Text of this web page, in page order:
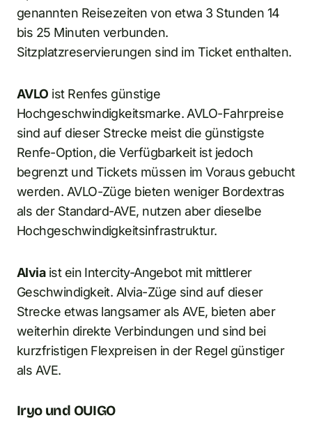
genannten Reisezeiten von etwa 3 Stunden 14
bis 25 Minuten verbunden.
Sitzplatzreservierungen sind im Ticket enthalten.
AVLO ist Renfes günstige
Hochgeschwindigkeitsmarke. AVLO-Fahrpreise
sind auf dieser Strecke meist die günstigste
Renfe-Option, die Verfügbarkeit ist jedoch
begrenzt und Tickets müssen im Voraus gebucht
werden. AVLO-Züge bieten weniger Bordextras
als der Standard-AVE, nutzen aber dieselbe
Hochgeschwindigkeitsinfrastruktur.
Alviaist ein Intercity-Angebot mit mittlerer
Geschwindigkeit. Alvia-Züge sind auf dieser
Strecke etwas langsamer als AVE, bieten aber
weiterhin direkte Verbindungen und sind bei
kurzfristigen Flexpreisen in der Regel günstiger
als AVE.
Iryo und OUIGO